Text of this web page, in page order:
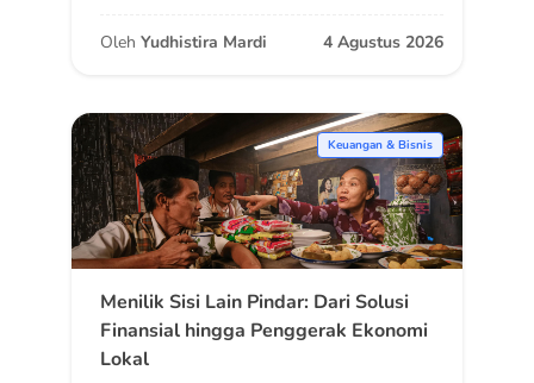
Oleh Yudhistira Mardi 4 Agustus 2026
Keuangan & Bisnis
Menilik Sisi Lain Pindar: Dari Solusi
Finansial hingga Penggerak Ekonomi
Lokal